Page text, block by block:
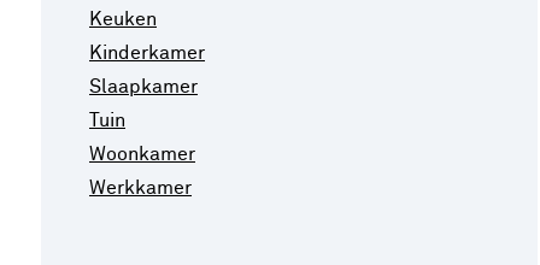
Keuken
Kinderkamer
Slaapkamer
Tuin
Woonkamer
Werkkamer